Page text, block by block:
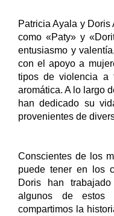
Patricia Ayala y
como «Paty» y
entusiasmo y
con el apoyo a
tipos de violencia a
aromática. A lo largo
han dedicado su
provenientes de
Conscientes de los
puede tener en los
Doris han
algunos de estos
compartimos la